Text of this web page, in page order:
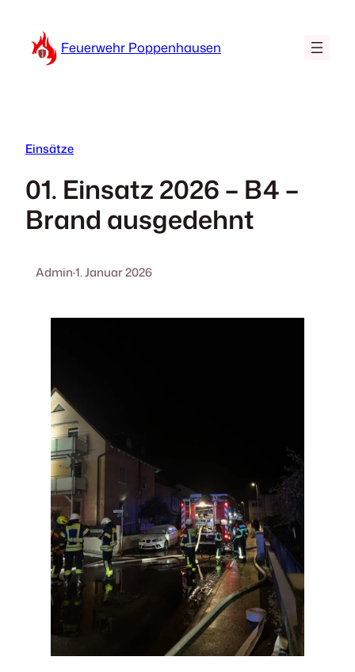
Inhalt
springen Feuerwehr Poppenhausen
Einsätze
01. Einsatz 2026 – B4 –
Brand ausgedehnt
Admin·1. Januar 2026